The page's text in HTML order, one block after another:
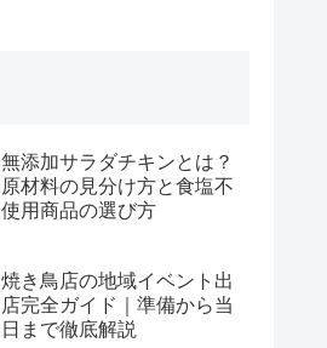
無添加サラダチキンとは？
原材料の見分け方と食塩不
使用商品の選び方
焼き鳥店の地域イベント出
店完全ガイド｜準備から当
日まで徹底解説